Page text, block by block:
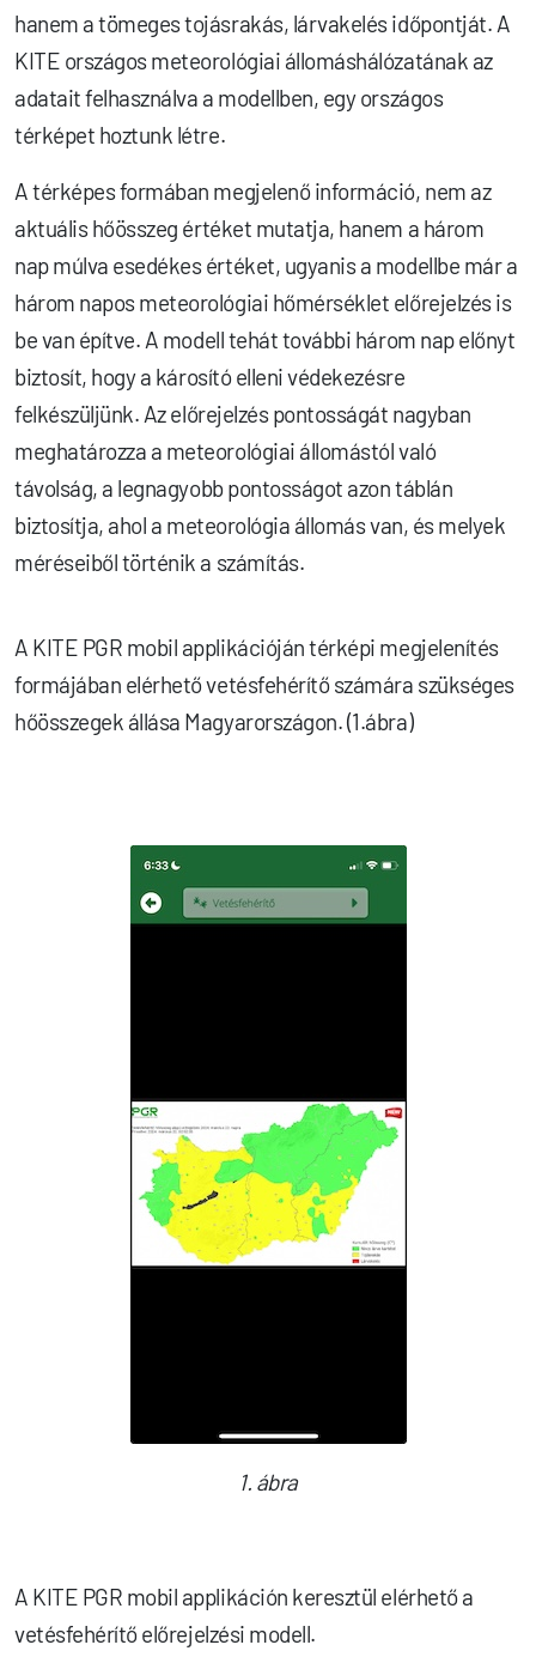
hanem a tömeges tojásrakás, lárvakelés időpontját. A
KITE országos meteorológiai állomáshálózatának az
adatait felhasználva a modellben, egy országos
térképet hoztunk létre.
A térképes formában megjelenő információ, nem az
aktuális hőösszeg értéket mutatja, hanem a három
nap múlva esedékes értéket, ugyanis a modellbe már a
három napos meteorológiai hőmérséklet előrejelzés is
be van építve. A modell tehát további három nap előnyt
biztosít, hogy a károsító elleni védekezésre
felkészüljünk. Az előrejelzés pontosságát nagyban
meghatározza a meteorológiai állomástól való
távolság, a legnagyobb pontosságot azon táblán
biztosítja, ahol a meteorológia állomás van, és melyek
méréseiből történik a számítás.
A KITE PGR mobil applikációján térképi megjelenítés
formájában elérhető vetésfehérítő számára szükséges
hőösszegek állása Magyarországon. (1.ábra)
1. ábra
A KITE PGR mobil applikáción keresztül elérhető a
vetésfehérítő előrejelzési modell.